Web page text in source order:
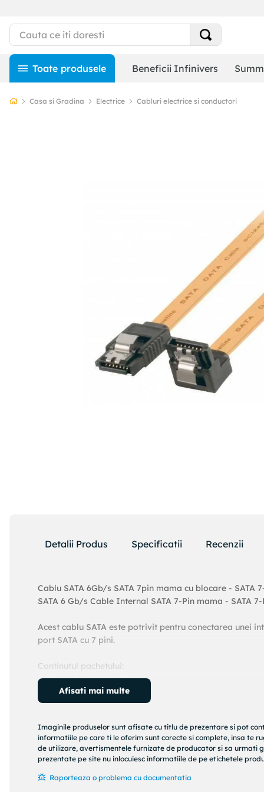
Beneficii Infinivers
Casa si Gradina Electrice Cabluri electrice si conductori
Detalii Produs Specificatii Recenzii
Cablu SATA 6Gb/s SATA 7pin mama cu blocare -
SATA 6 Gb/s Cable Internal SATA 7-Pin mama - SATA
Acest cablu SATA este potrivit pentru conectarea unei
port SATA cu 7 pini.
Continutul pachetului:
• 1x SATA 6Gb/s data cable.
Conexiune A SATA 7-Pin mama.
Tip de cablu SATA 6 Gb/s.
Culoare Galben.
Material exterior PVC.
Lungime 1.00 m.
Afisati mai multe
Imaginile produselor sunt afisate cu titlu de prezentare si pot
informatiile pe care ti le oferim sunt corecte si complete, insa te
de utilizare, avertismentele furnizate de producator si sa
prezentate pe site nu inlocuiesc informatiile de pe etichetele
Raporteaza o problema cu documentatia